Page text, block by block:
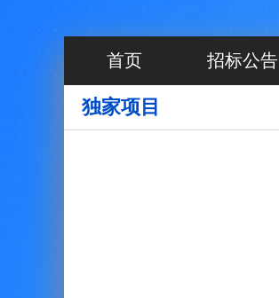
首页 招标公告
独家项目